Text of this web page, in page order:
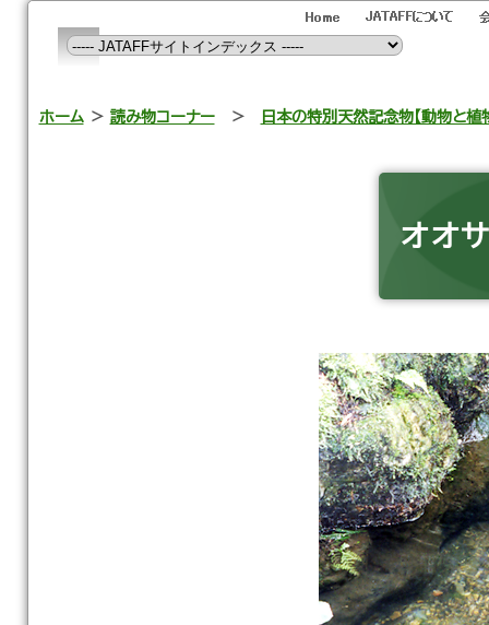
ホーム＞ 読み物コーナー＞ 日本の特別天然記念物【動物と植
オオ